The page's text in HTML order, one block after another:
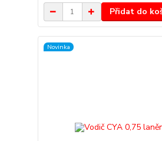
Přidat do
Novinka